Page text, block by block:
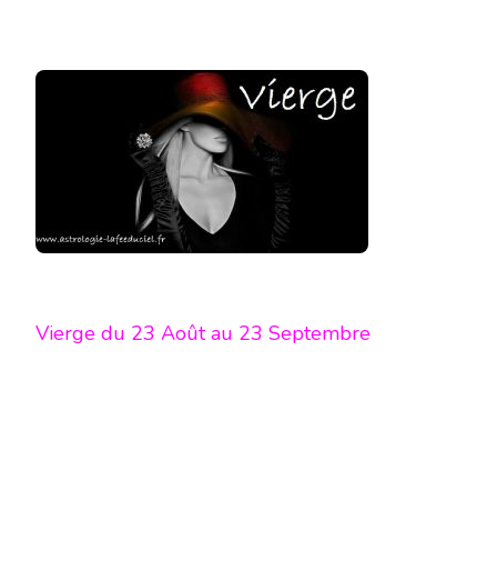
Vierge du 23 Août au 23 Septembre